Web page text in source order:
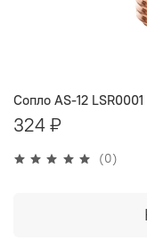
(0)
Сопло AS-12 LSR0001
324 ₽